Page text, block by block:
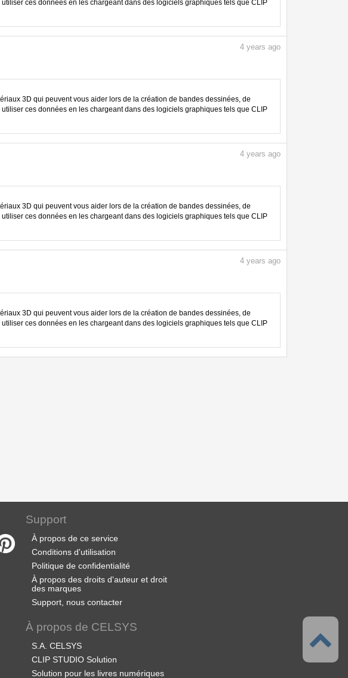
ces données en les chargeant dans des logiciels graphiques tels que CLIP
4 years ago
3D qui peuvent vous aider lors de la création de bandes dessinées, de
ces données en les chargeant dans des logiciels graphiques tels que CLIP
4 years ago
3D qui peuvent vous aider lors de la création de bandes dessinées, de
ces données en les chargeant dans des logiciels graphiques tels que CLIP
4 years ago
3D qui peuvent vous aider lors de la création de bandes dessinées, de
ces données en les chargeant dans des logiciels graphiques tels que CLIP
Support
À propos de ce service
Conditions d'utilisation
Politique de confidentialité
À propos des droits d'auteur et droit
des marques
Support, nous contacter
À propos de CELSYS
S.A. CELSYS
CLIP STUDIO Solution
Solution pour les livres numériques